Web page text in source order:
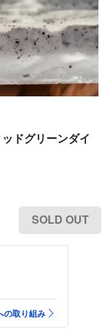
ドグリーンダイ
SOLD OUT
の取り組み